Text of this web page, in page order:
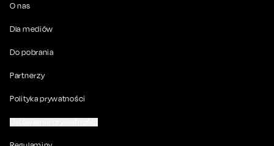
O nas
Dla mediów
Do pobrania
Partnerzy
Polityka prywatności